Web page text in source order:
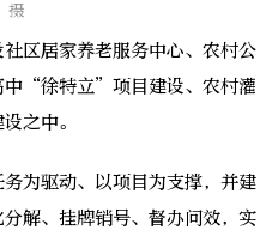
摄
区居家养老服务中心、农村公
中“徐特立”项目建设、农村灌
之中。
驱动、以项目为支撑，并建
解、挂牌销号、督办问效，实